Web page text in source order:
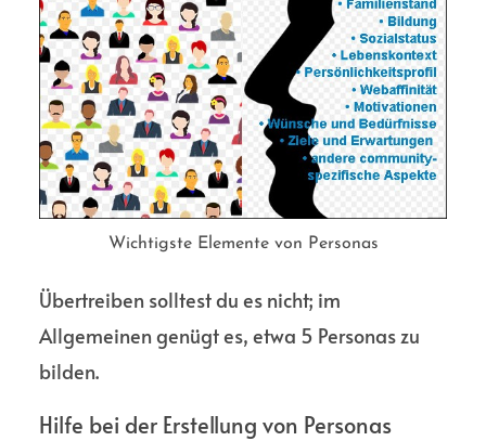
Wichtigste Elemente von Personas
Übertreiben solltest du es nicht; im
Allgemeinen genügt es, etwa 5 Personas zu
bilden.
Hilfe bei der Erstellung von Personas